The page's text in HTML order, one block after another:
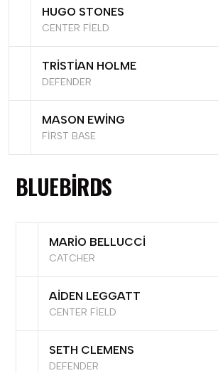
HUGO STONES
CENTER FIELD
TRISTIAN HOLME
DEFENDER
MASON EWING
FIRST BASE
BLUEBIRDS
MARIO BELLUCCI
CATCHER
AIDEN LEGGATT
CENTER FIELD
SETH CLEMENS
DEFENDER